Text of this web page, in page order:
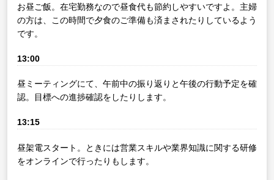
お昼ご飯。在宅勤務なので昼食代も節約しやすいですよ。主婦
の方は、この時間で夕食のご準備も済まされたりしているよう
です。
13:00
昼ミーティングにて、午前中の振り返りと午後の行動予定を確
認。目標への進捗確認をしたりします。
13:15
昼架電スタート。ときには営業スキルや業界知識に関する研修
をオンラインで行ったりもします。